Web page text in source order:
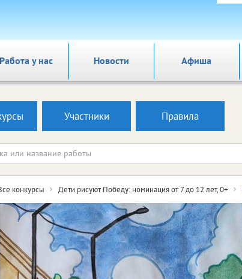
Работа у нас Новости Афиша
Участники Правила
конкурсы Дети рисуют Победу: номинация от 7 до 12 лет, 0+